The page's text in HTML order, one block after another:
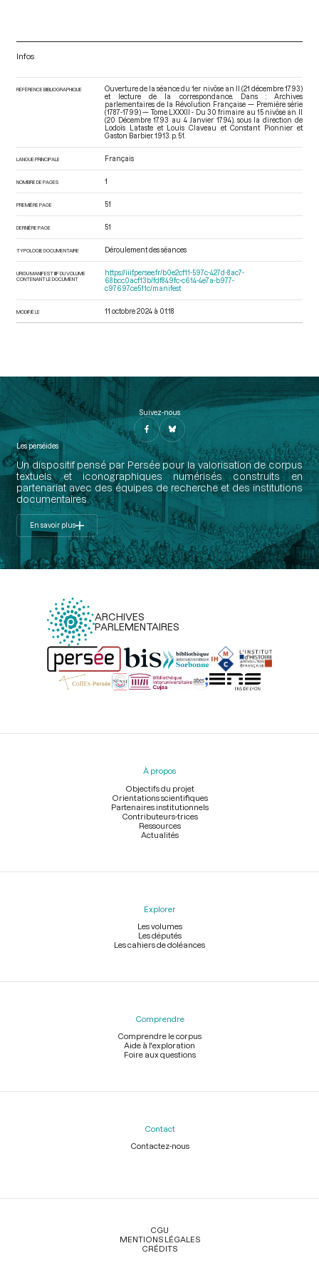
Infos
RÉFÉRENCE BIBLIOGRAPHIQUE
Ouverture de la séance du 1er nivôse an II (21 décembre 1793)
et lecture de la correspondance. Dans : Archives
parlementaires de la Révolution Française — Première série
(1787-1799) — Tome LXXXII - Du 30 frimaire au 15 nivôse an II
(20 Décembre 1793 au 4 Janvier 1794) , sous la direction de
Lodoïs Lataste et Louis Claveau et Constant Pionnier et
Gaston Barbier. 1913. p. 51.
LANGUE PRINCIPALE Français
NOMBRE DE PAGES 1
PREMIÈRE PAGE 51
DERNIÈRE PAGE 51
TYPOLOGIE DOCUMENTAIRE Déroulement des séances
URI DU MANIFEST IIIF DU VOLUME
CONTENANT LE DOCUMENT
https://iiif.persee.fr/b0e2cf11-597c-427d-8ac7-
68bcc0acf13b/fdf849fc-c614-4e7a-b977-
c97697ce511c/manifest
MODIFIÉ LE 11 octobre 2024 à 01:18
Suivez-nous
Les perséides
Un dispositif pensé par Persée pour la valorisation de corpus
textuels et iconographiques numérisés construits en
partenariat avec des équipes de recherche et des institutions
documentaires.
En savoir plus
ARCHIVES
PARLEMENTAIRES
Menu
À propos
Objectifs du projet
Orientations scientifiques
Partenaires institutionnels
Contributeurs-trices
Ressources
Actualités
Explorer
Les volumes
Les députés
Les cahiers de doléances
Comprendre
Comprendre le corpus
Aide à l'exploration
Foire aux questions
Contact
Contactez-nous
Légal
CGU
MENTIONS LÉGALES
CRÉDITS